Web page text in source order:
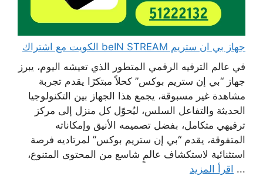
جهاز بي ان ستريم beIN STREAM الكويت مع اشتراك
في عالم الترفيه الرقمي المتطور الذي تعيشه اليوم، يبرز
جهاز “بي إن ستريم بوكس” كحلاً مبتكرًا يقدم تجربة
مشاهدة غير مسبوقة، يجمع هذا الجهاز بين التكنولوجيا
الحديثة والتفاعل السلس، ليُحوّل كل منزل إلى مركز
ترفيهي متكامل، بفضل تصميمه الأنيق وإمكاناته
المتفوقة، يقدم “بي إن ستريم بوكس” لمرتاديه فرصة
استثنائية لاستكشاف عالمٍ شاسع من المحتوى المتنوع،
... اقرأ المزيد